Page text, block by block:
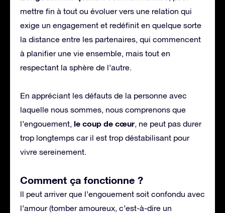
mettre fin à tout ou évoluer vers une relation qui
exige un engagement et redéfinit en quelque sorte
la distance entre les partenaires, qui commencent
à planifier une vie ensemble, mais tout en
respectant la sphère de l’autre.
En appréciant les défauts de la personne avec
laquelle nous sommes, nous comprenons que
l’engouement, le coup de cœur, ne peut pas durer
trop longtemps car il est trop déstabilisant pour
vivre sereinement.
Comment ça fonctionne ?
ll peut arriver que l’engouement soit confondu avec
l’amour (tomber amoureux, c’est-à-dire un